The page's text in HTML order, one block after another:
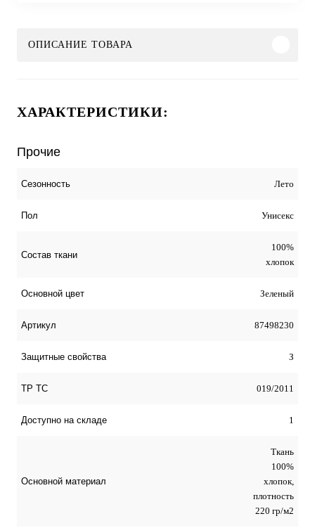
ОПИСАНИЕ ТОВАРА
ХАРАКТЕРИСТИКИ:
Прочие
Сезонность Лето
Пол Унисекс
Состав ткани
100%
хлопок
Основной цвет Зеленый
Артикул 87498230
Защитные свойства З
ТР ТС 019/2011
Доступно на складе 1
Основной материал
Ткань
100%
хлопок,
плотность
220 гр/м2